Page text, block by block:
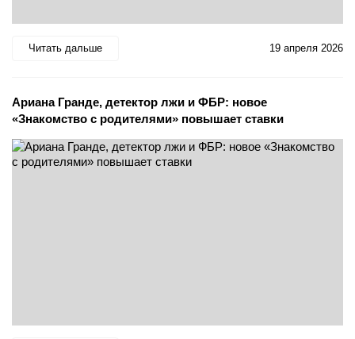
Читать дальше 19 апреля 2026
Ариана Гранде, детектор лжи и ФБР: новое
«Знакомство с родителями» повышает ставки